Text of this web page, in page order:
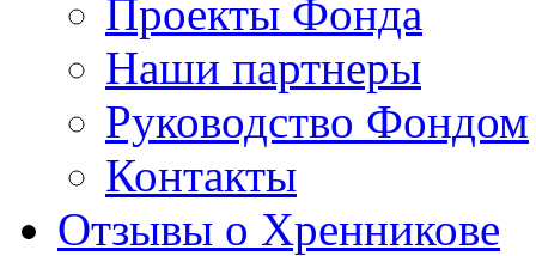
Проекты Фонда
Наши партнеры
Руководство Фондом
Контакты
Отзывы о Хренникове